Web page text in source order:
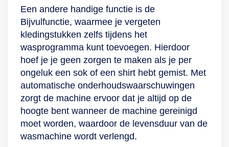
onderhoudstips,
zodat de machine
langer meegaat. Dat
is het wassen van
de toekomst.
bubbels. Altijd zicht
op je
energieverbruik
Energiebesparing
staat bij deze
wasmachine van
Samsung op één.
Het is dan ook niet
zo vreemd dat het
apparaat
energielabel A heeft
Een andere handige functie is de
Bijvulfunctie, waarmee je vergeten
kledingstukken zelfs tijdens het
wasprogramma kunt toevoegen. Hierdoor
hoef je je geen zorgen te maken als je per
ongeluk een sok of een shirt hebt gemist. Met
automatische onderhoudswaarschuwingen
zorgt de machine ervoor dat je altijd op de
hoogte bent wanneer de machine gereinigd
moet worden, waardoor de levensduur van de
wasmachine wordt verlengd.